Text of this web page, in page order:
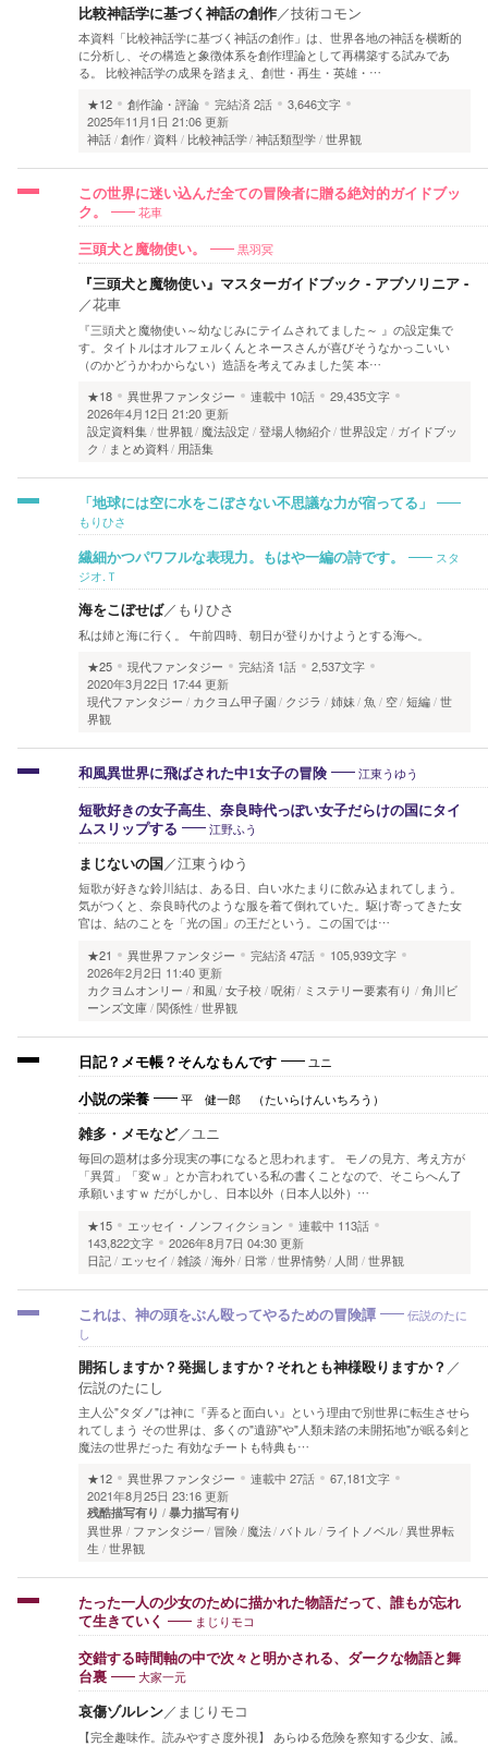
比較神話学に基づく神話の創作／技術コモン
本資料「比較神話学に基づく神話の創作」は、世界各地の神話を横断的
に分析し、その構造と象徴体系を創作理論として再構築する試みであ
る。 比較神話学の成果を踏まえ、創世・再生・英雄・…
★12
創作論・評論 完結済2話
3,646文字
2025年11月1日 21:06 更新
神話 創作 資料 比較神話学 神話類型学 世界観
この世界に迷い込んだ全ての冒険者に贈る絶対的ガイドブッ
ク。
花車
三頭犬と魔物使い。 黒羽冥
『三頭犬と魔物使い』マスターガイドブック - アブソリニア -
／花車
『三頭犬と魔物使い～幼なじみにテイムされてました～ 』の設定集で
す。タイトルはオルフェルくんとネースさんが喜びそうなかっこいい
（のかどうかわからない）造語を考えてみました笑 本…
★18
異世界ファンタジー 連載中 10話
29,435文字
2026年4月12日 21:20 更新
設定資料集 世界観 魔法設定 登場人物紹介 世界設定
ガイドブッ
ク
まとめ資料 用語集
「地球には空に水をこぼさない不思議な力が宿ってる」
もりひさ
繊細かつパワフルな表現力。もはや一編の詩です。
スタ
ジオ.Ｔ
海をこぼせば／ もりひさ
私は姉と海に行く。 午前四時、朝日が登りかけようとする海へ。
★25
現代ファンタジー 完結済 1話
2,537文字
2020年3月22日 17:44 更新
現代ファンタジー
カクヨム甲子園 クジラ 姉妹 魚 空 短編 世
界観
和風異世界に飛ばされた中1女子の冒険 江東うゆう
短歌好きの女子高生、奈良時代っぽい女子だらけの国にタイ
ムスリップする
江野ふう
まじないの国／江東うゆう
短歌が好きな鈴川結は、ある日、白い水たまりに飲み込まれてしまう。
気がつくと、奈良時代のような服を着て倒れていた。駆け寄ってきた女
官は、結のことを「光の国」の王だという。この国では…
★21
異世界ファンタジー 完結済47話
105,939文字
2026年2月2日 11:40 更新
カクヨムオンリー
和風 女子校 呪術 ミステリー要素有り
角川ビ
ーンズ文庫 関係性 世界観
日記？メモ帳？そんなもんです ユニ
小説の栄養 平 健一郎 （たいらけんいちろう）
雑多・メモなど／ ユニ
毎回の題材は多分現実の事になると思われます。 モノの見方、考え方が
「異質」「変ｗ」とか言われている私の書くことなので、そこらへん了
承願いますｗ だがしかし、日本以外（日本人以外）…
★15
エッセイ・ノンフィクション 連載中 113話
143,822文字
2026年8月7日 04:30 更新
日記
エッセイ 雑談 海外 日常 世界情勢 人間 世界観
これは、神の頭をぶん殴ってやるための冒険譚
伝説のたに
し
開拓しますか？発掘しますか？それとも神様殴りますか？ ／
伝説のたにし
主人公"タダノ"は神に『弄ると面白い』という理由で別世界に転生させら
れてしまう その世界は、多くの"遺跡"や"人類未踏の未開拓地"が眠る剣と
魔法の世界だった 有効なチートも特典も…
★12
異世界ファンタジー 連載中 27話
67,181文字
2021年8月25日 23:16 更新
残酷描写有り 暴力描写有り
異世界 ファンタジー 冒険 魔法 バトル ライトノベル 異世界転
生
世界観
たった一人の少女のために描かれた物語だって、誰もが忘れ
て生きていく
まじりモコ
交錯する時間軸の中で次々と明かされる、ダークな物語と舞
台裏
大家一元
哀傷ゾルレン／ まじりモコ
【完全趣味作。読みやすさ度外視】 あらゆる危険を察知する少女、誡。